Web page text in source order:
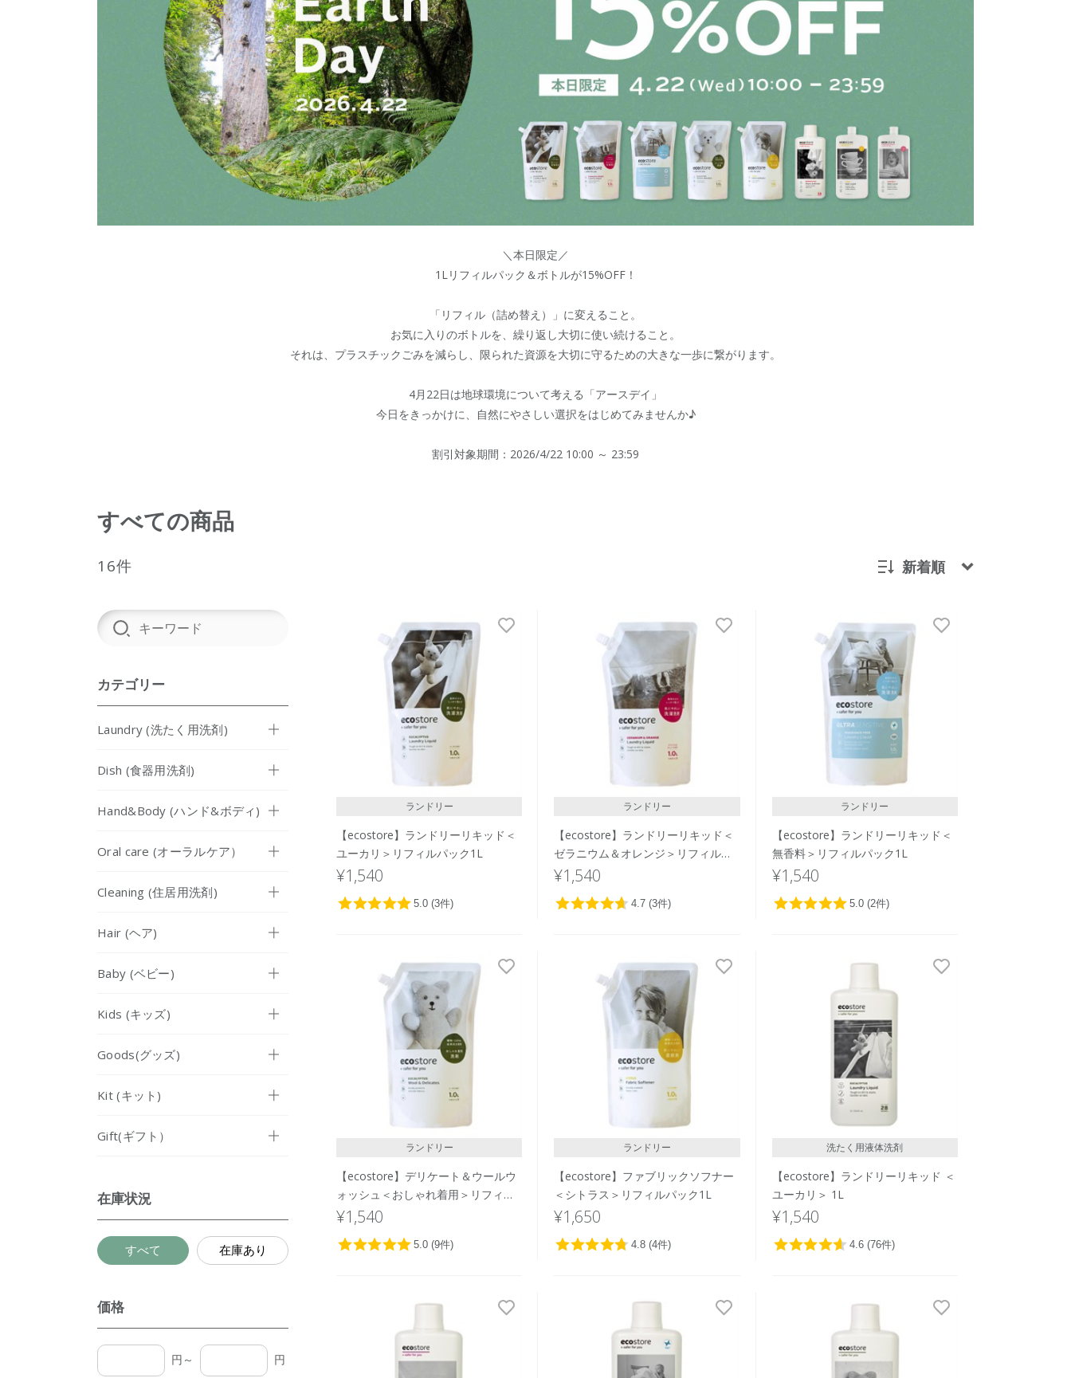
＼本日限定／
1Lリフィルパック＆ボトルが15%OFF！
「リフィル（詰め替え）」に変えること。
お気に入りのボトルを、繰り返し大切に使い続けること。
それは、プラスチックごみを減らし、 限られた資源を大切に守るための大きな一歩に繋がります。
4月22日は地球環境について考える「アースデイ」
今日をきっかけに、
自然にやさしい選択をはじめてみませんか♪
割引対象期間：2026/4/22 10:00 ～ 23:59
すべての商品
16件 新着順
発売日順
価格が安い
価格が高い
レビュー評価が高い順
カテゴリー
Laundry (洗たく用洗剤)
Dish (食器用洗剤)
Hand&Body (ハンド&ボディ)
Oral care (オーラルケア）
Cleaning (住居用洗剤)
Hair (ヘア)
Baby (ベビー)
Kids (キッズ)
Goods(グッズ)
Kit (キット)
Gift(ギフト）
在庫状況
すべて 在庫あり
価格
円～ 円
ランドリー
【ecostore】ランドリーリキッド＜
ユーカリ＞リフィルパック1L
¥1,540
ランドリー
【ecostore】ランドリーリキッド＜
ゼラニウム＆オレンジ＞リフィルパ
ック1L
¥1,540
ランドリー
【ecostore】ランドリーリキッド＜
無香料＞リフィルパック1L
¥1,540
ランドリー
【ecostore】デリケート＆ウールウ
ォッシュ＜おしゃれ着用＞リフィル
パック1L
¥1,540
ランドリー
【ecostore】ファブリックソフナー
＜シトラス＞リフィルパック1L
¥1,650
洗たく用液体洗剤
【ecostore】ランドリーリキッド ＜
ユーカリ＞ 1L
¥1,540